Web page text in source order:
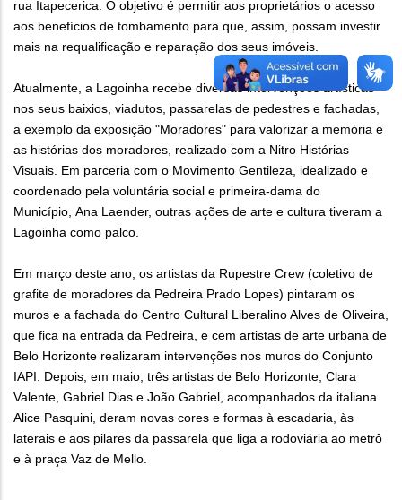
rua Itapecerica. O objetivo é permitir aos proprietários o acesso
aos benefícios de tombamento para que, assim, possam investir
mais na requalificação e reparação dos seus imóveis.
Atualmente, a Lagoinha recebe diversas intervenções artísticas
nos seus baixios, viadutos, passarelas de pedestres e fachadas,
a exemplo da exposição "Moradores" para valorizar a memória e
as histórias dos moradores, realizado com a Nitro Histórias
Visuais. Em parceria com o Movimento Gentileza, idealizado e
coordenado pela voluntária social e primeira-dama do
Município, Ana Laender, outras ações de arte e cultura tiveram a
Lagoinha como palco.
Em março deste ano, os artistas da Rupestre Crew (coletivo de
grafite de moradores da Pedreira Prado Lopes) pintaram os
muros e a fachada do Centro Cultural Liberalino Alves de Oliveira,
que fica na entrada da Pedreira, e cem artistas de arte urbana de
Belo Horizonte realizaram intervenções nos muros do Conjunto
IAPI. Depois, em maio, três artistas de Belo Horizonte, Clara
Valente, Gabriel Dias e João Gabriel, acompanhados da italiana
Alice Pasquini, deram novas cores e formas à escadaria, às
laterais e aos pilares da passarela que liga a rodoviária ao metrô
e à praça Vaz de Mello.